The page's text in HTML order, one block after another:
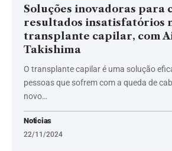
Soluções inovadoras para
resultados insatisfatórios
transplante capilar, com
Takishima
O transplante capilar é uma solução
pessoas que sofrem com a queda de
novo…
Noticias
22/11/2024